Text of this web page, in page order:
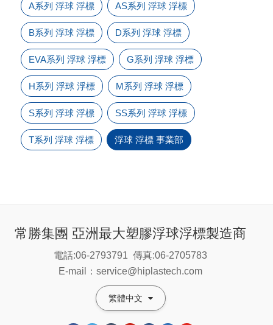
A系列 浮球 浮標 AS系列 浮球 浮標
B系列 浮球 浮標 D系列 浮球 浮標
EVA系列 浮球 浮標 G系列 浮球 浮標
H系列 浮球 浮標 M系列 浮球 浮標
S系列 浮球 浮標 SS系列 浮球 浮標
T系列 浮球 浮標 浮球 浮標 事業部
常勝集團 亞洲最大塑膠浮球浮標製造商
電話:06-2793791 傳真:06-2705783
E-mail：service@hiplastech.com
繁體中文